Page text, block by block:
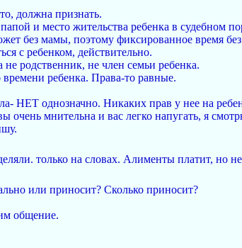
должна признать.
и место жительства ребенка в судебном
без мамы, поэтому фиксированное время
с ребенком, действительно.
родственник, не член семьи ребенка.
ребенка. Права-то равные.
НЕТ однозначно. Никаких прав у нее на
очень мнительна и вас легко напугать, я
только на словах. Алименты платит, но
или приносит? Сколько приносит?
общение.